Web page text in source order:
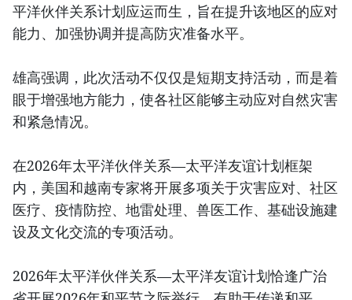
平洋伙伴关系计划应运而生，旨在提升该地区的应对
能力、加强协调并提高防灾准备水平。
雄高强调，此次活动不仅仅是短期支持活动，而是着
眼于增强地方能力，使各社区能够主动应对自然灾害
和紧急情况。
在2026年太平洋伙伴关系—太平洋友谊计划框架
内，美国和越南专家将开展多项关于灾害应对、社区
医疗、疫情防控、地雷处理、兽医工作、基础设施建
设及文化交流的专项活动。
2026年太平洋伙伴关系—太平洋友谊计划恰逢广治